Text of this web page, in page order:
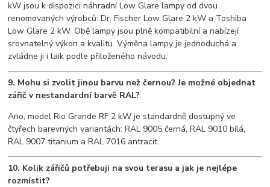
kW jsou k dispozici náhradní Low Glare lampy od dvou
renomovaných výrobců: Dr. Fischer Low Glare 2 kW a Toshiba
Low Glare 2 kW. Obě lampy jsou plně kompatibilní a nabízejí
srovnatelný výkon a kvalitu. Výměna lampy je jednoduchá a
zvládne ji i laik podle přiloženého návodu.
9. Mohu si zvolit jinou barvu než černou? Je možné objednat
zářič v nestandardní barvě RAL?
Ano, model Rio Grande RF 2 kW je standardně dostupný ve
čtyřech barevných variantách: RAL 9005 černá, RAL 9010 bílá,
RAL 9007 titanium a RAL 7016 antracit.
10. Kolik zářičů potřebuji na svou terasu a jak je nejlépe
rozmístit?